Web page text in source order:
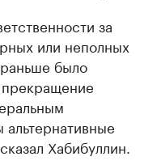
за
или неполных
было
альтернативные
Хабибуллин.